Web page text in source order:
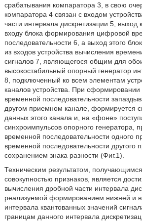
срабатывания компаратора 3, в свою
компаратора 4 связан с входом
части интервала дискретизации 5, выход
входу блока формирования цифровой
последовательности 6, а выход этого
из входов устройства вычисления
сигналов 7, являющегося общим для
высокостабильный опорный генератор
8, подключенный ко всем элементам
каналов устройства. При
временной последовательности
другом приемном канале, формируется
данных этого канала и, на «фоне»
синхроимпульсов опорного генератора,
временной последовательности одного
временной последовательности другого
сохранением знака разности (Фиг.1).
Техническим результатом,
совокупностью признаков, является
вычисления дробной части интервала
реализуемой формированием нижней и
интервала квантованных значений
границам данного интервала